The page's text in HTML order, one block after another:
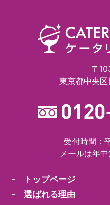
〒
東京都中央
受付時間：
メールは年
- トップページ
- 選ばれる理由